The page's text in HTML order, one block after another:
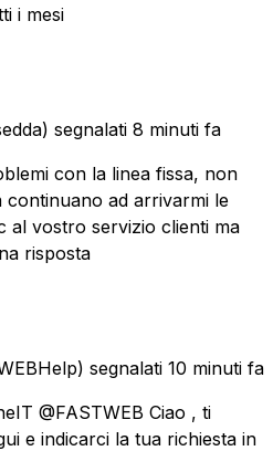
i mesi
segnalati 8 minuti fa
con la linea fissa, non
continuano ad arrivarmi le
al vostro servizio clienti ma
risposta
segnalati 10 minuti fa
@FASTWEB Ciao , ti
e indicarci la tua richiesta in